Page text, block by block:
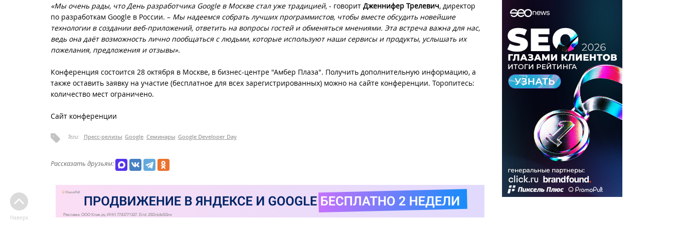
«Мы очень рады, что День разработчика Google в Москве стал уже традицией, - говорит Дженнифер Трелевич, директор
по разработкам Google в России. – Мы надеемся собрать лучших программистов, чтобы вместе обсудить новейшие
технологии в создании веб-приложений, ответить на вопросы гостей и обменяться мнениями. Эта встреча важна для нас,
ведь она даёт возможность лично пообщаться с людьми, которые используют наши сервисы и продукты, услышать их
пожелания, предложения и отзывы».
Конференция состоится 28 октября в Москве, в бизнес-центре "Амбер Плаза". Получить дополнительную информацию, а
также оставить заявку на участие (бесплатное для всех зарегистрированных) можно на сайте конференции. Торопитесь:
количество мест ограничено.
Сайт конференции
Теги: Пресс-релизы Google Семинары Google Developer Day
Рассказать друзьям:
Наверх